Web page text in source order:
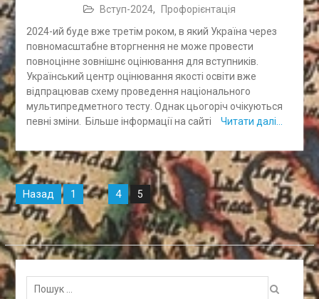
Вступ-2024, Профорієнтація
2024-ий буде вже третім роком, в який Україна через
повномасштабне вторгнення не може провести
повноцінне зовнішнє оцінювання для вступників.
Український центр оцінювання якості освіти вже
відпрацював схему проведення національного
мультипредметного тесту. Однак цьогоріч очікуються
певні зміни. Більше інформації на сайті
Читати далі…
Навігація
записів
Назад 1 … 4 5
Пошук
для: